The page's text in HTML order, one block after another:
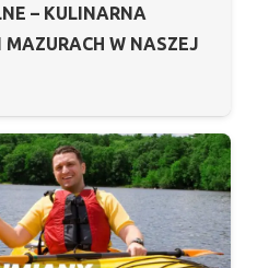
– KULINARNA
MAZURACH W NASZEJ